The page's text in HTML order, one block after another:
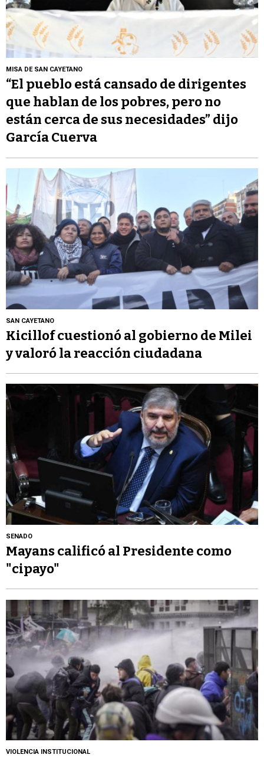
MISA DE SAN CAYETANO
“El pueblo está cansado de dirigentes
que hablan de los pobres, pero no
están cerca de sus necesidades” dijo
García Cuerva
SAN CAYETANO
Kicillof cuestionó al gobierno de Milei
y valoró la reacción ciudadana
SENADO
Mayans calificó al Presidente como
"cipayo"
VIOLENCIA INSTITUCIONAL